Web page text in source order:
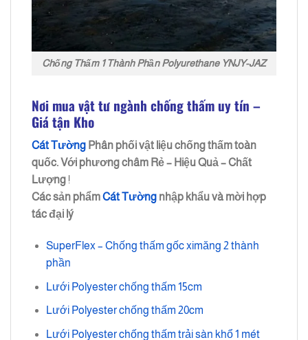
Chống Thấm 1 Thành Phần Polyurethane YNJY-JAZ
Nơi mua vật tư ngành chống thấm uy tín –
Giá tận Kho
Cát Tường Phân phối vật liệu chống thấm toàn
quốc. Với phương châm Rẻ – Hiệu Quả – Chất
Lượng !
Các sản phẩmCát Tường nhập khẩu và mời hợp
tác đại lý
SuperFlex – Chống thấm gốc ximăng 2 thành
phần
Lưới Polyester chống thấm 15cm
Lưới Polyester chống thấm 20cm
Lưới Polyester chống thấm trải sàn khổ 1 mét